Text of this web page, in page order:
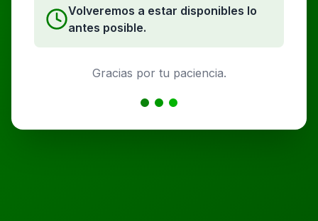
Volveremos a estar disponibles lo
antes posible.
Gracias por tu paciencia.